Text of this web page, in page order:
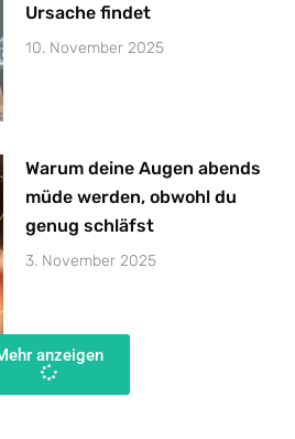
Ursache findet
10. November 2025
Warum deine Augen abends
müde werden, obwohl du
genug schläfst
3. November 2025
anzeigen